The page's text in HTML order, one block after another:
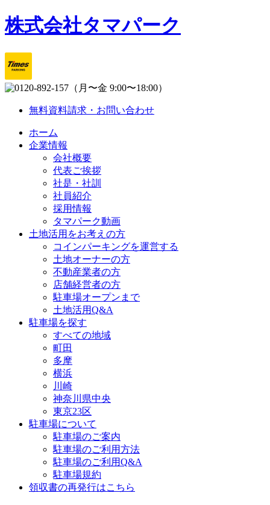
株式会社タマパーク
（月〜金 9:00〜18:00）
無料資料請求・お問い合わせ
ホーム
企業情報
会社概要
代表ご挨拶
社是・社訓
社員紹介
採用情報
タマパーク動画
土地活用をお考えの方
コインパーキングを運営する
土地オーナーの方
不動産業者の方
店舗経営者の方
駐車場オープンまで
土地活用Q&A
駐車場を探す
すべての地域
町田
多摩
横浜
川崎
神奈川県中央
東京23区
駐車場について
駐車場のご案内
駐車場のご利用方法
駐車場のご利用Q&A
駐車場規約
領収書の再発行はこちら